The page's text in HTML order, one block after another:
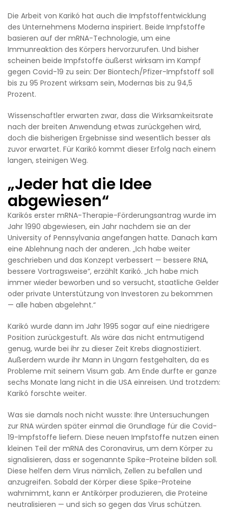
Die Arbeit von Karikó hat auch die Impfstoffentwicklung
des Unternehmens Moderna inspiriert. Beide Impfstoffe
basieren auf der mRNA-Technologie, um eine
Immunreaktion des Körpers hervorzurufen. Und bisher
scheinen beide Impfstoffe äußerst wirksam im Kampf
gegen Covid-19 zu sein: Der Biontech/Pfizer-Impfstoff soll
bis zu 95 Prozent wirksam sein, Modernas bis zu 94,5
Prozent.
Wissenschaftler erwarten zwar, dass die Wirksamkeitsrate
nach der breiten Anwendung etwas zurückgehen wird,
doch die bisherigen Ergebnisse sind wesentlich besser als
zuvor erwartet. Für Karikó kommt dieser Erfolg nach einem
langen, steinigen Weg.
„Jeder hat die Idee
abgewiesen“
Karikós erster mRNA-Therapie-Förderungsantrag wurde im
Jahr 1990 abgewiesen, ein Jahr nachdem sie an der
University of Pennsylvania angefangen hatte. Danach kam
eine Ablehnung nach der anderen. „Ich habe weiter
geschrieben und das Konzept verbessert — bessere RNA,
bessere Vortragsweise“, erzählt Karikó. „Ich habe mich
immer wieder beworben und so versucht, staatliche Gelder
oder private Unterstützung von Investoren zu bekommen
— alle haben abgelehnt.“
Karikó wurde dann im Jahr 1995 sogar auf eine niedrigere
Position zurückgestuft. Als wäre das nicht entmutigend
genug, wurde bei ihr zu dieser Zeit Krebs diagnostiziert.
Außerdem wurde ihr Mann in Ungarn festgehalten, da es
Probleme mit seinem Visum gab. Am Ende durfte er ganze
sechs Monate lang nicht in die USA einreisen. Und trotzdem:
Karikó forschte weiter.
Was sie damals noch nicht wusste: Ihre Untersuchungen
zur RNA würden später einmal die Grundlage für die Covid-
19-Impfstoffe liefern. Diese neuen Impfstoffe nutzen einen
kleinen Teil der mRNA des Coronavirus, um dem Körper zu
signalisieren, dass er sogenannte Spike-Proteine bilden soll.
Diese helfen dem Virus nämlich, Zellen zu befallen und
anzugreifen. Sobald der Körper diese Spike-Proteine
wahrnimmt, kann er Antikörper produzieren, die Proteine
neutralisieren — und sich so gegen das Virus schützen.